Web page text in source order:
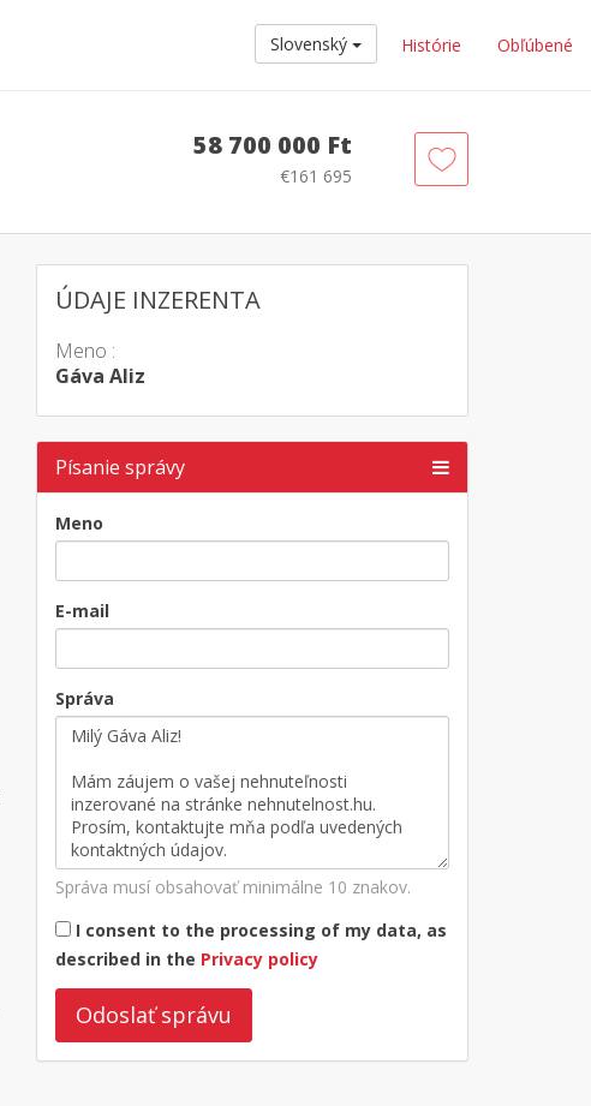
Slovenský Histórie Obľúbené
58 700 000 Ft
€161 695
ÚDAJE INZERENTA
Meno :
Gáva Aliz
Písanie správy
Meno
E-mail
Správa
Správa musí obsahovať minimálne 10 znakov.
I consent to the processing of my data, as
described in the Privacy policy
Odoslať správu